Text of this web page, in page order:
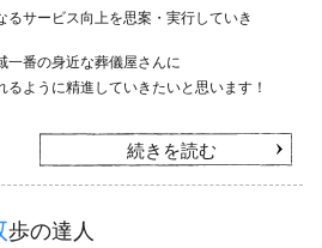
るサービス向上を思案・実行していき
一番の身近な葬儀屋さんに
るように精進していきたいと思います！
続きを読む
歩の達人